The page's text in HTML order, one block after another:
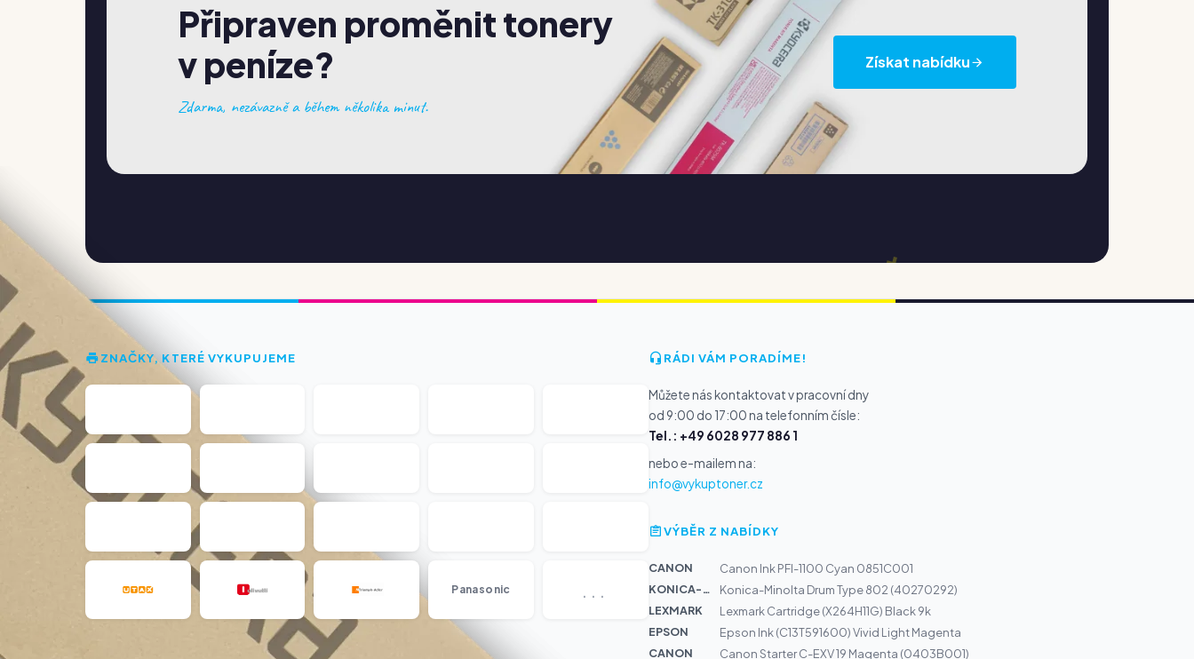
Připraven proměnit tonery
v peníze?
Zdarma, nezávazně a během několika minut.
Získat nabídku
ZNAČKY, KTERÉ VYKUPUJEME
Panasonic
RÁDI VÁM PORADÍME!
Můžete nás kontaktovat v pracovní dny
od 9:00 do 17:00 na telefonním čísle:
Tel.: +49 6028 977 886 1
nebo e-mailem na:
info@vykuptoner.cz
VÝBĚR Z NABÍDKY
CANON
Canon Ink PFI-1100 Cyan 0851C001
KONICA-MIN...
Konica-Minolta Drum Type 802 (40270292)
LEXMARK
Lexmark Cartridge (X264H11G) Black 9k
EPSON
Epson Ink (C13T591600) Vivid Light Magenta
CANON
Canon Starter C-EXV 19 Magenta (0403B001)